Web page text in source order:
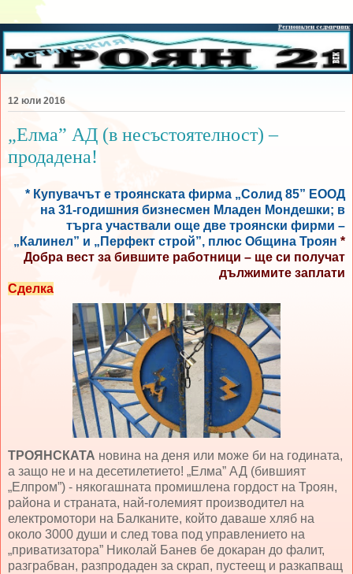
12 юли 2016
„Елма” АД (в несъстоятелност) –
продадена!
* Купувачът е троянската фирма „Солид 85” ЕООД
на 31-годишния бизнесмен Младен Мондешки; в
търга участвали още две троянски фирми –
„Калинел” и „Перфект строй”, плюс Община Троян *
Добра вест за бившите работници – ще си получат
дължимите заплати
Сделка
ТРОЯНСКАТА новина на деня или може би на годината,
а защо не и на десетилетието! „Елма” АД (бившият
„Елпром”) - някогашната промишлена гордост на Троян,
района и страната, най-големият производител на
електромотори на Балканите, който даваше хляб на
около 3000 души и след това под управлението на
„приватизатора” Николай Банев бе докаран до фалит,
разграбван, разпродаден за скрап, пустеещ и разкапващ